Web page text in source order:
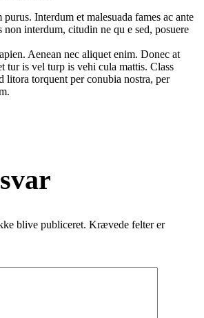
Interdum et malesuada fames ac ante
interdum, citudin ne qu e sed, posuere
Aenean nec aliquet enim. Donec at
tur is vel turp is vehi cula mattis. Class
litora torquent per conubia nostra, per
blive publiceret. Krævede felter er